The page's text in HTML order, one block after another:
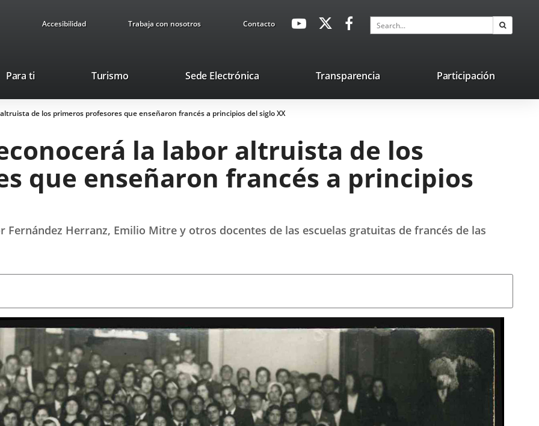
Accesibilidad Trabaja con nosotros ContactoavaHeaderSocial
Link
Link
application.
application.
Search
Para ti TurismoThis
will
open
pop-
window.
Sede ElectrónicaLink
external
application.
Transparencia Participación
de los primeros profesores que enseñaron francés a principios del siglo XX
la labor altruista de los
que enseñaron francés a principios
Herranz, Emilio Mitre y otros docentes de las escuelas gratuitas de francés de las